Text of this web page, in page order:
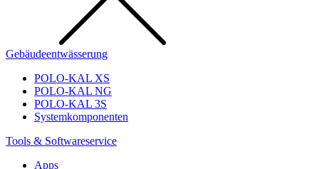
Gebäudeentwässerung
POLO-KAL XS
POLO-KAL NG
POLO-KAL 3S
Systemkomponenten
Tools & Softwareservice
Apps